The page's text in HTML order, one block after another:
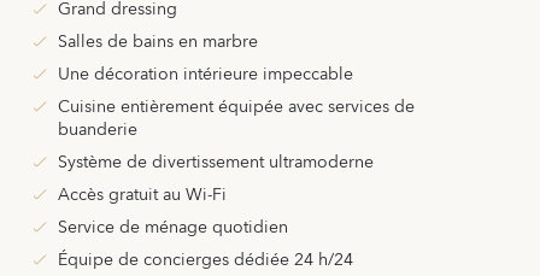
Grand dressing
Salles de bains en marbre
Une décoration intérieure impeccable
Cuisine entièrement équipée avec services de
buanderie
Système de divertissement ultramoderne
Accès gratuit au Wi-Fi
Service de ménage quotidien
Équipe de concierges dédiée 24 h/24